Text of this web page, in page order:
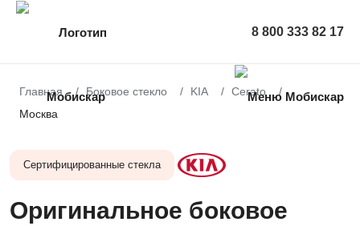
8 800 333 82 17
Главная Боковое стекло KIA
Cerato
Москва
Сертифицированные стекла
Оригинальное боковое